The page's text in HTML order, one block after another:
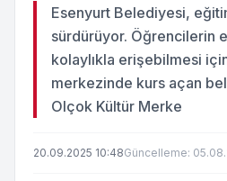
Esenyurt Belediyesi,
sürdürüyor. Öğrencilerin
kolaylıkla erişebilmesi
merkezinde kurs açan
Olçok Kültür Merke
20.09.2025 10:48Güncelleme: